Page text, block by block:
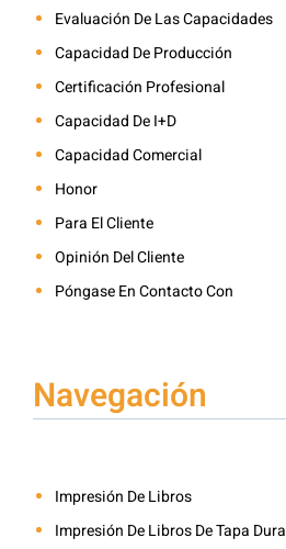
Evaluación De Las Capacidades
Capacidad De Producción
Certificación Profesional
Capacidad De I+D
Capacidad Comercial
Honor
Para El Cliente
Opinión Del Cliente
Póngase En Contacto Con
Navegación
Impresión De Libros
Impresión De Libros De Tapa Dura